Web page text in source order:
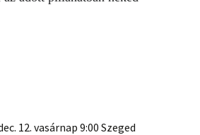
12. vasárnap 9:00 Szeged